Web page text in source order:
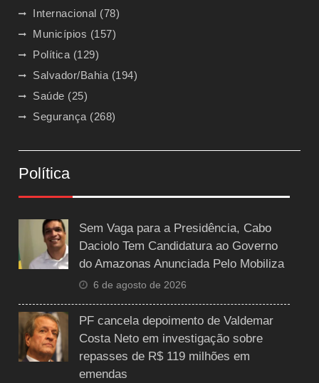
Internacional (78)
Municípios (157)
Política (129)
Salvador/Bahia (194)
Saúde (25)
Segurança (268)
Política
Sem Vaga para a Presidência, Cabo
Daciolo Tem Candidatura ao Governo
do Amazonas Anunciada Pelo Mobiliza
6 de agosto de 2026
PF cancela depoimento de Valdemar
Costa Neto em investigação sobre
repasses de R$ 119 milhões em
emendas